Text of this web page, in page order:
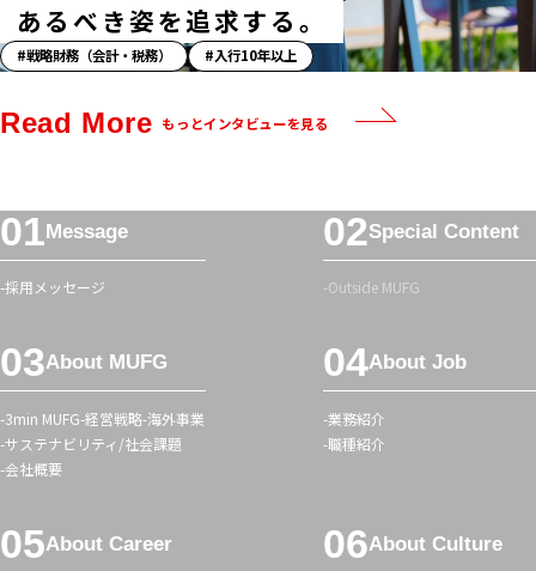
あるべき姿を追求する。
「ス
ー
リ
ッ
シ
ュ
戦略財務（会計・税務） 入行10年以上
Read More もっとインタビューを見る
フ
ッ
タ
ニ
ュ
ー
Message
採用メッセージ
Special Content
Outside MUFG
About MUFG
3min MUFG 経営戦略 海外事業
サステナビリティ/社会課題
会社概要
About Job
業務紹介
職種紹介
About Career About Culture